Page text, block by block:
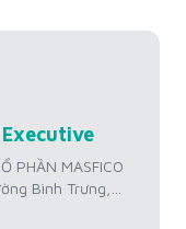
PHẦN MASFICO
Bình Trưng,